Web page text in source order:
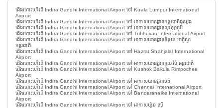
ជើងហោះហើរពី Indira Gandhi International Airport ទៅ Kuala Lumpur International
Airport
ជើងហោះហើរពី Indira Gandhi International Airport ទៅ អាកាសយានដ្ឋានអន្តរជាតិដុនមួង
ជើងហោះហើរពី Indira Gandhi International Airport ទៅ អាកាសយានដ្ឋានសុវណ្ណភូមិ
ជើងហោះហើរពី Indira Gandhi International Airport ទៅ Tribhuvan International Airport
ជើងហោះហើរពី Indira Gandhi International Airport ទៅ អាកាសយានដ្ឋាននិនុយ អាកូីណូ
អន្តរជាតិ
ជើងហោះហើរពី Indira Gandhi International Airport ទៅ Hazrat Shahjalal International
Airport
ជើងហោះហើរពី Indira Gandhi International Airport ទៅ អាកាសយានដ្ឋាននូយប៉ៃ អន្តរជាតិ
ជើងហោះហើរពី Indira Gandhi International Airport ទៅ Kushok Bakula Rimpochee
Airport
ជើងហោះហើរពី Indira Gandhi International Airport ទៅ អាកាសយានដ្ឋានចង់
ជើងហោះហើរពី Indira Gandhi International Airport ទៅ Chennai International Airport
ជើងហោះហើរពី Indira Gandhi International Airport ទៅ Bandaranaike International
Airport
ជើងហោះហើរពី Indira Gandhi International Airport ទៅ អាកាសយ៉ូន ឌុប៉ី